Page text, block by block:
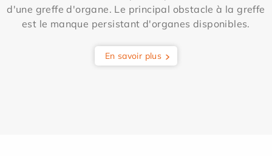
d'une greffe d'organe. Le principal obstacle à la greffe
est le manque persistant d'organes disponibles.
En savoir plus